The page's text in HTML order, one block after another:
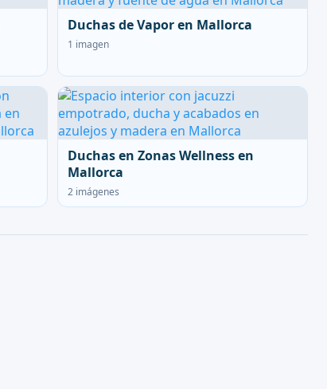
Duchas de Vapor en Mallorca
1 imagen
Duchas en Zonas Wellness en
Mallorca
2 imágenes